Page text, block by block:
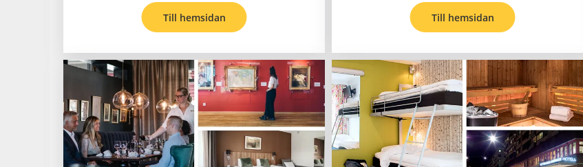
Till hemsidan Till hemsidan